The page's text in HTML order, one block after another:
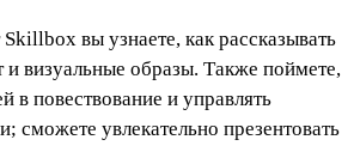
вы узнаете, как рассказывать
и визуальные образы. Также поймете,
в повествование и управлять
сможете увлекательно презентовать